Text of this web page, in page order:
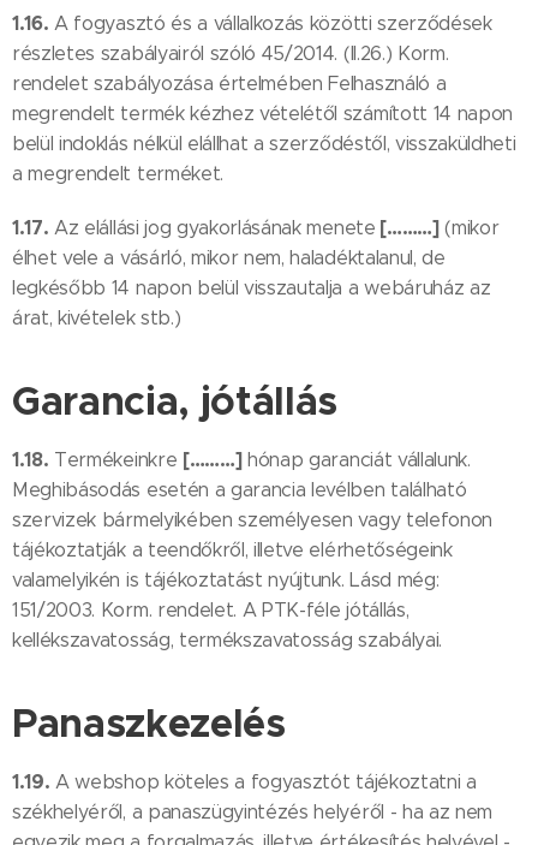
1.16. A fogyasztó és a vállalkozás közötti szerződések
részletes szabályairól szóló 45/2014. (II.26.) Korm.
rendelet szabályozása értelmében Felhasználó a
megrendelt termék kézhez vételétől számított 14 napon
belül indoklás nélkül elállhat a szerződéstől, visszaküldheti
a megrendelt terméket.
1.17. Az elállási jog gyakorlásának menete [………](mikor
élhet vele a vásárló, mikor nem, haladéktalanul, de
legkésőbb 14 napon belül visszautalja a webáruház az
árat, kivételek stb.)
Garancia, jótállás
1.18. Termékeinkre [………]hónap garanciát vállalunk.
Meghibásodás esetén a garancia levélben található
szervizek bármelyikében személyesen vagy telefonon
tájékoztatják a teendőkről, illetve elérhetőségeink
valamelyikén is tájékoztatást nyújtunk. Lásd még:
151/2003. Korm. rendelet. A PTK-féle jótállás,
kellékszavatosság, termékszavatosság szabályai.
Panaszkezelés
1.19. A webshop köteles a fogyasztót tájékoztatni a
székhelyéről, a panaszügyintézés helyéről - ha az nem